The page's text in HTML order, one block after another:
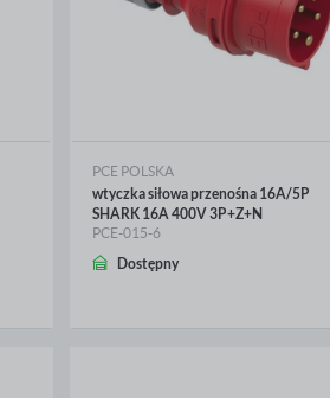
PCE POLSKA
wtyczka siłowa przenośna 16A/5P
SHARK 16A 400V 3P+Z+N
PCE-015-6
Dostępny
WIĘCEJ